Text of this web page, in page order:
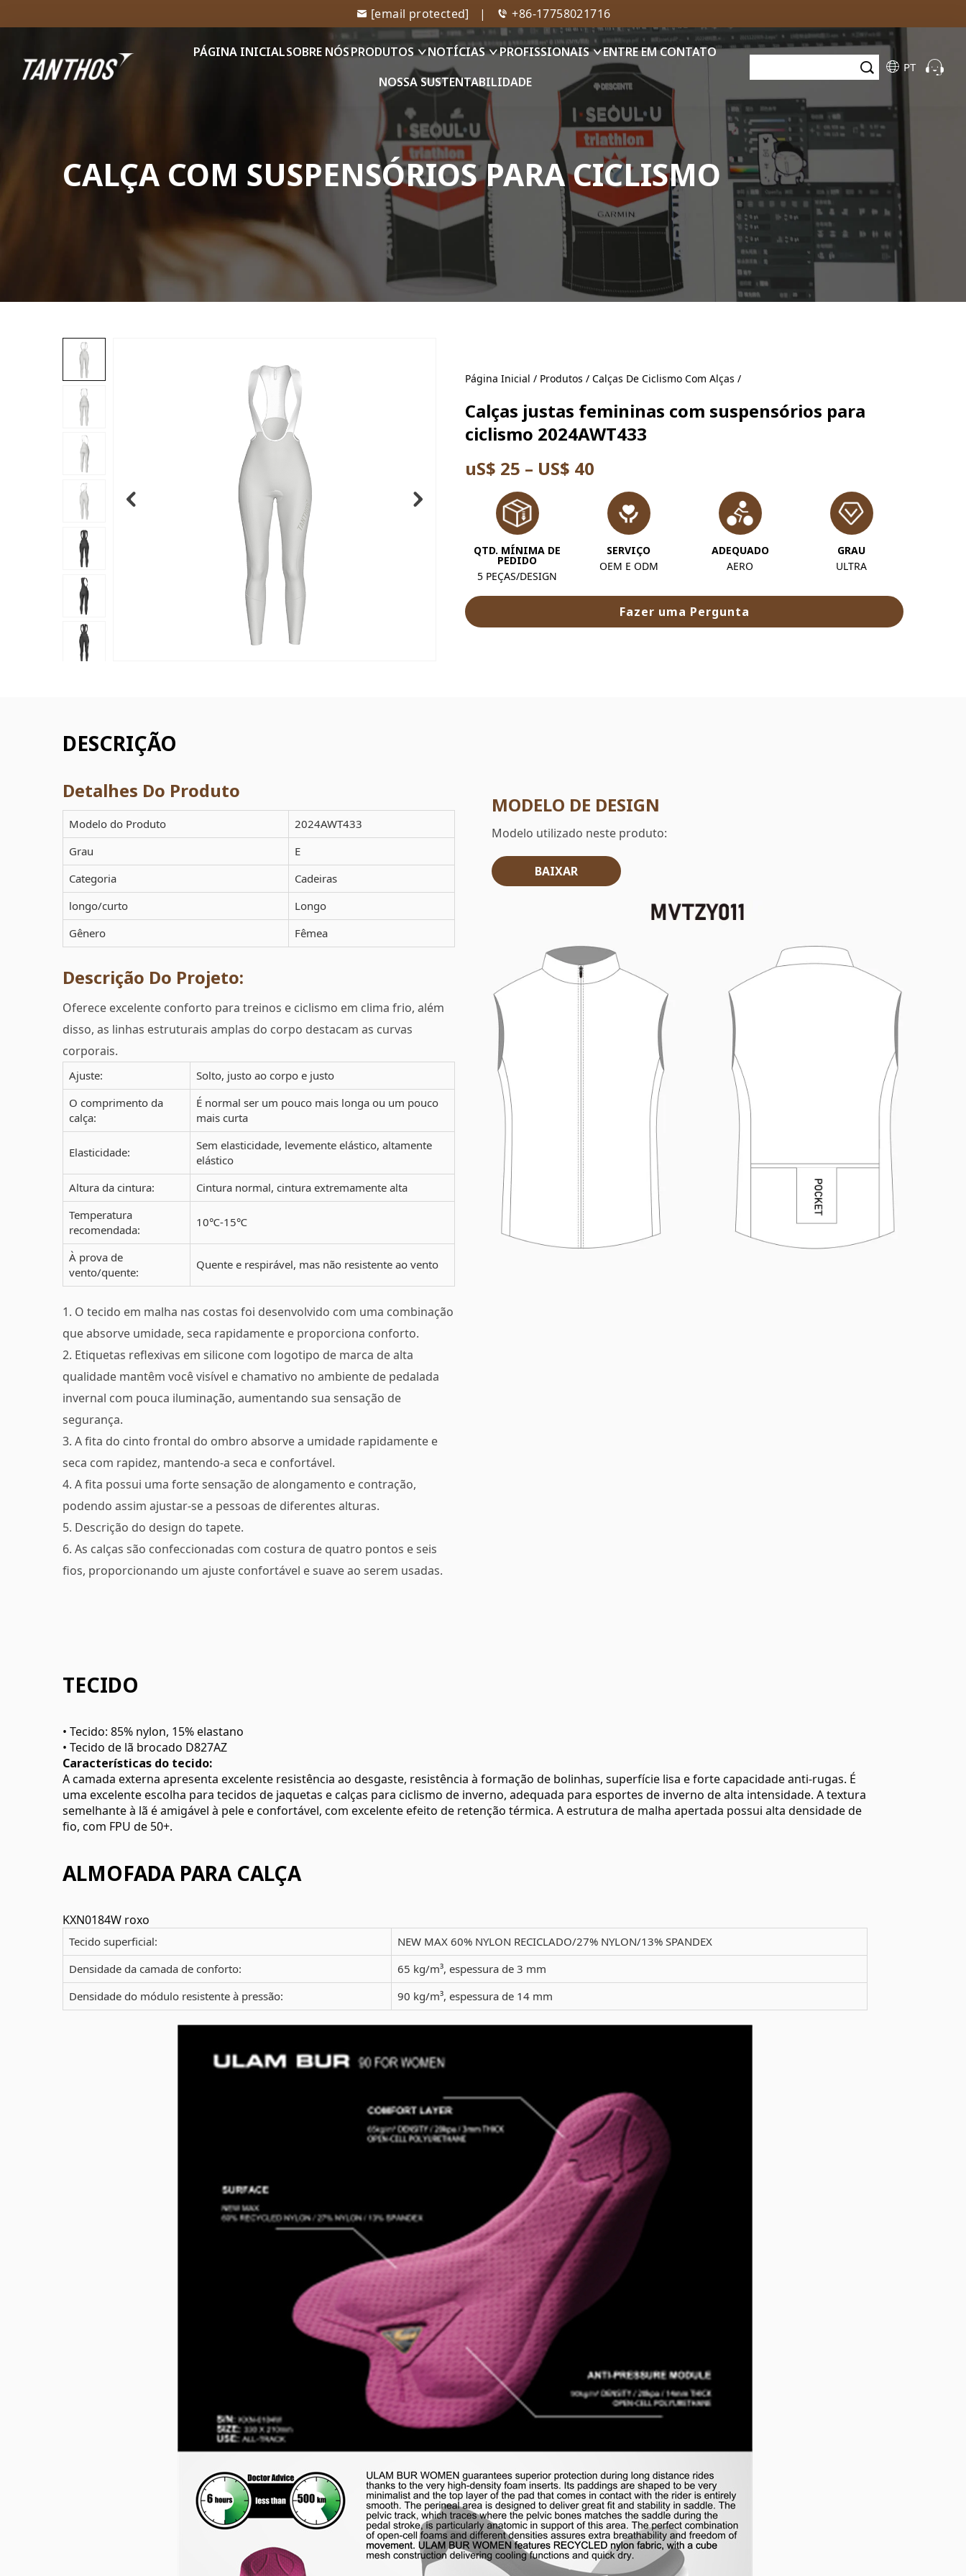
[email protected] | +86-17758021716
PÁGINA INICIALSOBRE NÓSPRODUTOS NOTÍCIAS PROFISSIONAIS
ENTRE EM CONTATO
NOSSA SUSTENTABILIDADE
PT
CALÇA COM SUSPENSÓRIOS PARA CICLISMO
Página Inicial / Produtos / Calças De Ciclismo Com Alças /
Calças justas femininas com suspensórios para
ciclismo 2024AWT433
uS$ 25 – US$ 40
QTD. MÍNIMA DE
PEDIDO
5 PEÇAS/DESIGN
SERVIÇO
OEM E ODM
ADEQUADO
AERO
GRAU
ULTRA
Fazer uma Pergunta
DESCRIÇÃO
Detalhes Do Produto
Modelo do Produto
2024AWT433
Grau
E
Categoria
Cadeiras
longo/curto
Longo
Gênero
Fêmea
Descrição Do Projeto:
Oferece excelente conforto para treinos e ciclismo em clima frio, além
disso, as linhas estruturais amplas do corpo destacam as curvas
corporais.
Ajuste:
Solto, justo ao corpo e justo
O comprimento da
calça:
É normal ser um pouco mais longa ou um pouco
mais curta
Elasticidade:
Sem elasticidade, levemente elástico, altamente
elástico
Altura da cintura:
Cintura normal, cintura extremamente alta
Temperatura
recomendada:
10℃-15℃
À prova de
vento/quente:
Quente e respirável, mas não resistente ao vento
1. O tecido em malha nas costas foi desenvolvido com uma combinação
que absorve umidade, seca rapidamente e proporciona conforto.
2. Etiquetas reflexivas em silicone com logotipo de marca de alta
qualidade mantêm você visível e chamativo no ambiente de pedalada
invernal com pouca iluminação, aumentando sua sensação de
segurança.
3. A fita do cinto frontal do ombro absorve a umidade rapidamente e
seca com rapidez, mantendo-a seca e confortável.
4. A fita possui uma forte sensação de alongamento e contração,
podendo assim ajustar-se a pessoas de diferentes alturas.
5. Descrição do design do tapete.
6. As calças são confeccionadas com costura de quatro pontos e seis
fios, proporcionando um ajuste confortável e suave ao serem usadas.
MODELO DE DESIGN
Modelo utilizado neste produto:
BAIXAR
TECIDO
• Tecido: 85% nylon, 15% elastano
• Tecido de lã brocado D827AZ
Características do tecido:
A camada externa apresenta excelente resistência ao desgaste, resistência à formação de bolinhas, superfície lisa e forte capacidade anti-rugas. É
uma excelente escolha para tecidos de jaquetas e calças para ciclismo de inverno, adequada para esportes de inverno de alta intensidade. A textura
semelhante à lã é amigável à pele e confortável, com excelente efeito de retenção térmica. A estrutura de malha apertada possui alta densidade de
fio, com FPU de 50+.
ALMOFADA PARA CALÇA
KXN0184W roxo
Tecido superficial:
NEW MAX 60% NYLON RECICLADO/27% NYLON/13% SPANDEX
Densidade da camada de conforto:
65 kg/m³, espessura de 3 mm
Densidade do módulo resistente à pressão:
90 kg/m³, espessura de 14 mm